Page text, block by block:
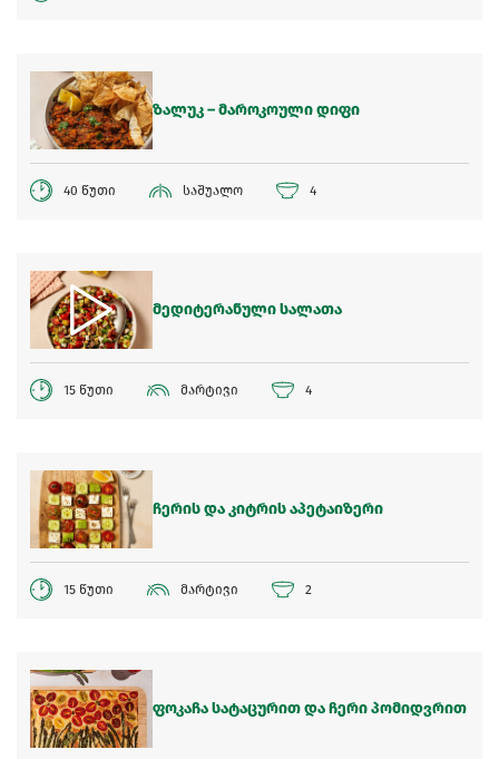
ზალუკ – მაროკოული დიფი
40 წუთი საშუალო 4
მედიტერანული სალათა
15 წუთი მარტივი 4
ჩერის და კიტრის აპეტაიზერი
15 წუთი მარტივი 2
ფოკაჩა სატაცურით და ჩერი პომიდვრით